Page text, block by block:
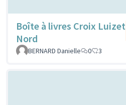
Boîte à livres Croix Luizet
Nord
BERNARD Danielle
0 3